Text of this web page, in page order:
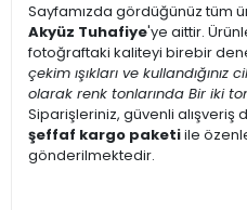
Sayfamızda gördüğünüz tüm
Akyüz Tuhafiye'ye aittir.
fotoğraftaki kaliteyi birebir
çekim ışıkları ve
olarak renk tonlarında Bir iki
Siparişleriniz, güvenli alışveriş
şeffaf kargo paketiile
gönderilmektedir.